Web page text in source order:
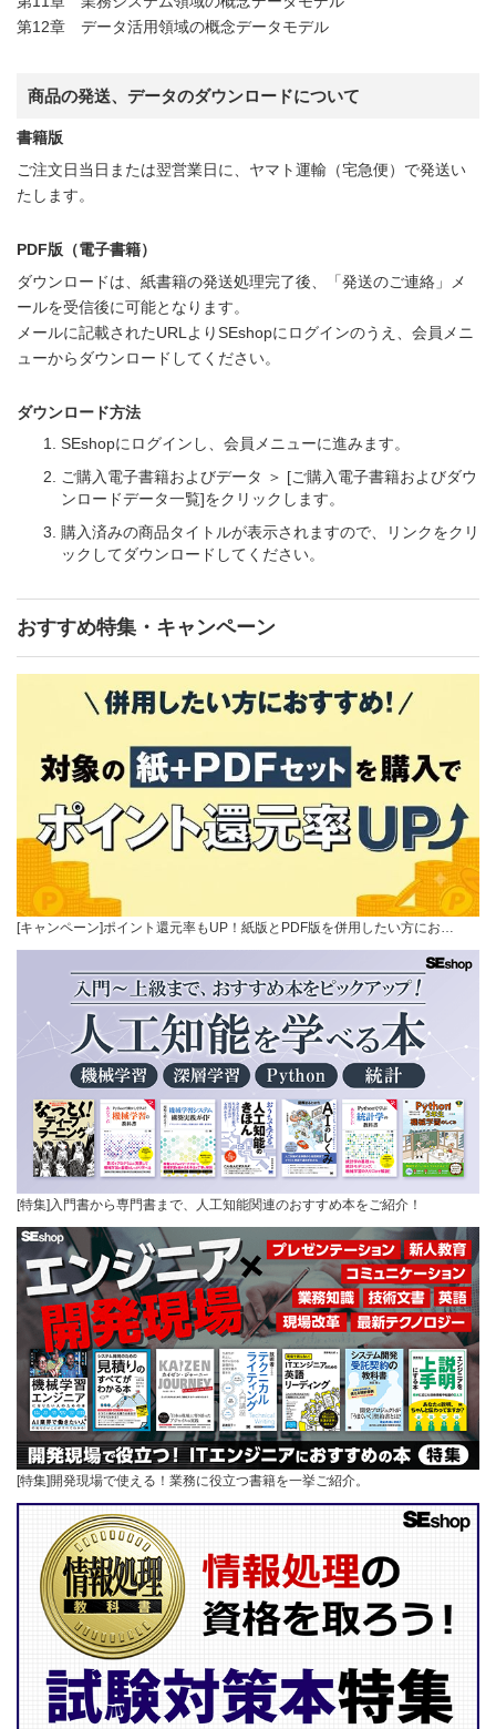
第12章 データ活用領域の概念データモデル
商品の発送、データのダウンロードについて
書籍版
ご注文日当日または翌営業日に、ヤマト運輸（宅急便）で発送い
たします。
PDF版（電子書籍）
ダウンロードは、紙書籍の発送処理完了後、「発送のご連絡」メ
ールを受信後に可能となります。
メールに記載されたURLよりSEshopにログインのうえ、会員メニ
ューからダウンロードしてください。
ダウンロード方法
SEshopにログインし、会員メニューに進みます。
ご購入電子書籍およびデータ ＞ [ご購入電子書籍およびダウ
ンロードデータ一覧]をクリックします。
購入済みの商品タイトルが表示されますので、リンクをクリ
ックしてダウンロードしてください。
おすすめ特集・キャンペーン
[キャンペーン]ポイント還元率もUP！紙版とPDF版を併用したい方にお…
[特集]入門書から専門書まで、人工知能関連のおすすめ本をご紹介！
[特集]開発現場で使える！業務に役立つ書籍を一挙ご紹介。